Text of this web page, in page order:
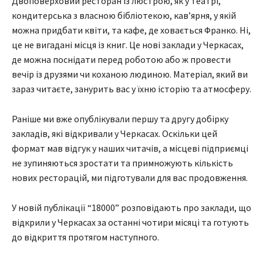
кондитерська з власною бібліотекою, кав’ярня, у якій
можна придбати квіти, та кафе, де ховається Франко. Ні,
це не вигадані місця із книг. Це нові заклади у Черкасах,
де можна поснідати перед роботою або ж провести
вечір із друзями чи коханою людиною. Матеріал, який ви
зараз читаєте, занурить вас у їхню історію та атмосферу.
Раніше ми вже опублікували першу та другу добірку
закладів, які відкривали у Черкасах. Оскільки цей
формат мав відгук у наших читачів, а місцеві підприємці
не зупиняються зростати та примножують кількість
нових ресторацій, ми підготували для вас продовження.
У новій публікації “18000” розповідають про заклади, що
відкрили у Черкасах за останні чотири місяці та готують
до відкриття протягом наступного.